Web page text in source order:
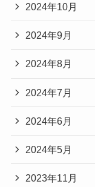
2024年10月
2024年9月
2024年8月
2024年7月
2024年6月
2024年5月
2023年11月